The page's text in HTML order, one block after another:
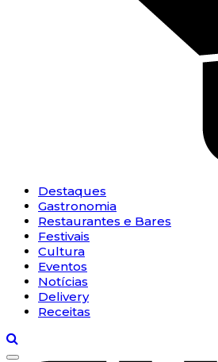
Destaques
Gastronomia
Restaurantes e Bares
Festivais
Cultura
Eventos
Notícias
Delivery
Receitas